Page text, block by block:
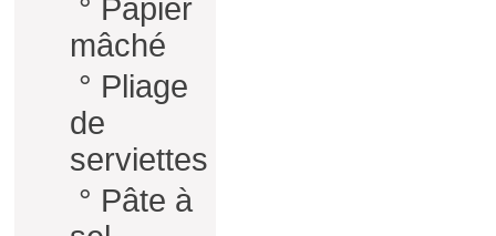
° Papier
mâché
° Pliage
de
serviettes
° Pâte à